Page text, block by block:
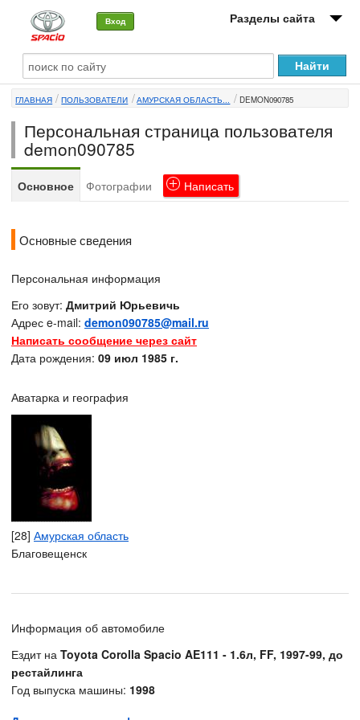
Вход Разделы сайта
О машине
Автоклуб
Форумы
Сервисы и услуги
ГЛАВНАЯ ПОЛЬЗОВАТЕЛИ АМУРСКАЯ ОБЛАСТЬ... DEMON090785
Персональная страница пользователя
demon090785
Основное Фотографии Написать
Основные сведения
Персональная информация
Его зовут: Дмитрий Юрьевичь
Адрес e-mail: demon090785@mail.ru
Написать сообщение через сайт
Дата рождения: 09 июл 1985 г.
Аватарка и география
[28] Амурская область
Благовещенск
Информация об автомобиле
Ездит на Toyota Corolla Spacio AE111 - 1.6л, FF, 1997-99, до
рестайлинга
Год выпуска машины: 1998